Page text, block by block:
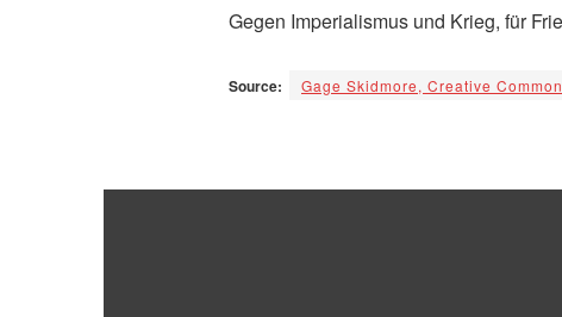
Gegen Imperialismus und Krieg, für
Source: Gage Skidmore, Creative